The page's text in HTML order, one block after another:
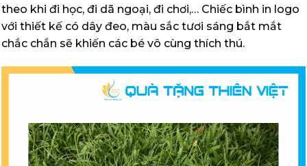
theo khi đi học, đi dã ngoại, đi chơi,… Chiếc bình in logo
với thiết kế có dây đeo, màu sắc tươi sáng bắt mắt
chắc chắn sẽ khiến các bé vô cùng thích thú.